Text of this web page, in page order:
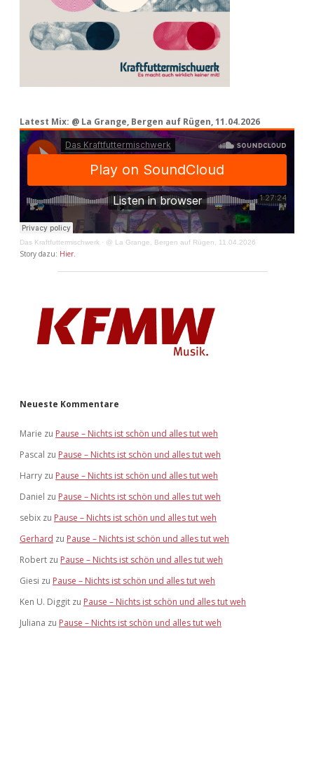
Latest Mix: @ La Grange, Bergen auf Rügen, 11.04.2026
Das Kraftfuttermischwerk · @ La Grange, Bergen auf Rügen, 11.04.2026
Story dazu: Hier
Neueste Kommentare
Marie zu Pause – Nichts ist schön und alles tut weh
Pascal zu Pause – Nichts ist schön und alles tut weh
Harry zu Pause – Nichts ist schön und alles tut weh
Daniel zu Pause – Nichts ist schön und alles tut weh
sebix zu Pause – Nichts ist schön und alles tut weh
Gerhard zu Pause – Nichts ist schön und alles tut weh
Robert zu Pause – Nichts ist schön und alles tut weh
Giesi zu Pause – Nichts ist schön und alles tut weh
Ken U. Diggit zu Pause – Nichts ist schön und alles tut weh
Juliana zu Pause – Nichts ist schön und alles tut weh